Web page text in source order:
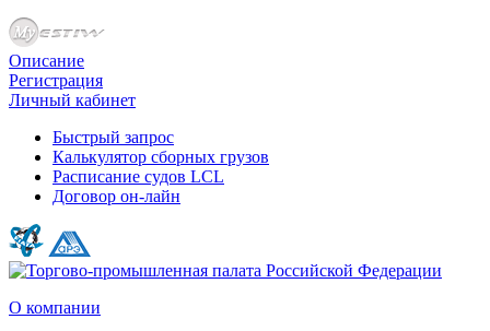
Описание
Регистрация
Личный кабинет
Быстрый запрос
Калькулятор сборных грузов
Расписание судов LCL
Договор он-лайн
О компании